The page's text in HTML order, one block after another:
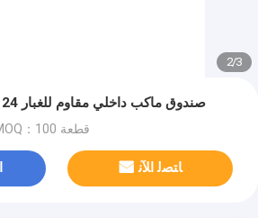
2/3
صندوق ماكب داخلي مقاوم للغبار 24 طريق مع باب متحرك
MOQ：100 قطعة
ﺎﺘﺼﻟ ﺍﻶﻧ